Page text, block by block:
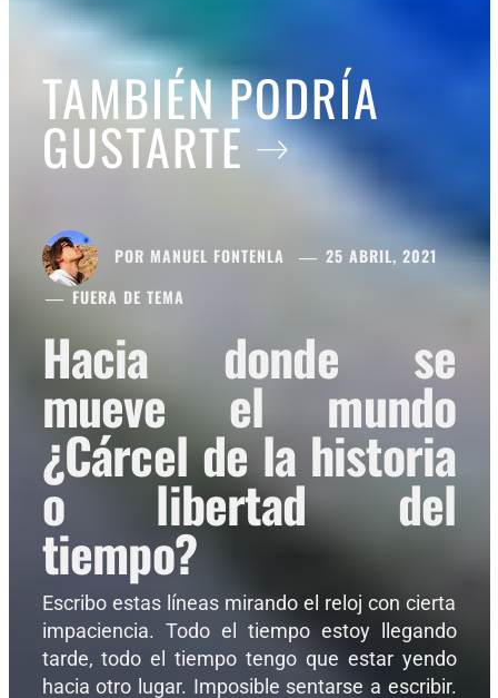
TAMBIÉN PODRÍA
GUSTARTE
POR MANUEL FONTENLA
25 ABRIL, 2021
FUERA DE TEMA
Hacia donde se
mueve el mundo
¿Cárcel de la historia
o libertad del
tiempo?
Escribo estas líneas mirando el reloj con cierta
impaciencia. Todo el tiempo estoy llegando
tarde, todo el tiempo tengo que estar yendo
hacia otro lugar. Imposible sentarse a escribir.